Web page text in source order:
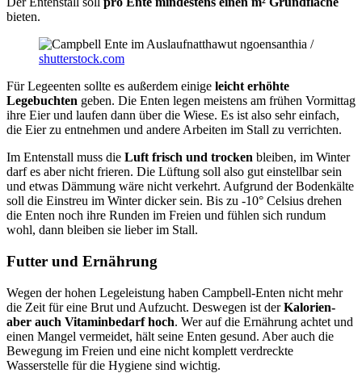
bieten.
natthawut ngoensanthia /
shutterstock.com
Für Legeenten sollte es außerdem einige leicht erhöhte
Legebuchten geben. Die Enten legen meistens am frühen Vormittag
ihre Eier und laufen dann über die Wiese. Es ist also sehr einfach,
die Eier zu entnehmen und andere Arbeiten im Stall zu verrichten.
Im Entenstall muss die Luft frisch und trocken bleiben, im Winter
darf es aber nicht frieren. Die Lüftung soll also gut einstellbar sein
und etwas Dämmung wäre nicht verkehrt. Aufgrund der Bodenkälte
soll die Einstreu im Winter dicker sein. Bis zu -10° Celsius drehen
die Enten noch ihre Runden im Freien und fühlen sich rundum
wohl, dann bleiben sie lieber im Stall.
Futter und Ernährung
Wegen der hohen Legeleistung haben Campbell-Enten nicht mehr
die Zeit für eine Brut und Aufzucht. Deswegen ist derKalorien-
aber auch Vitaminbedarf hoch. Wer auf die Ernährung achtet und
einen Mangel vermeidet, hält seine Enten gesund. Aber auch die
Bewegung im Freien und eine nicht komplett verdreckte
Wasserstelle für die Hygiene sind wichtig.